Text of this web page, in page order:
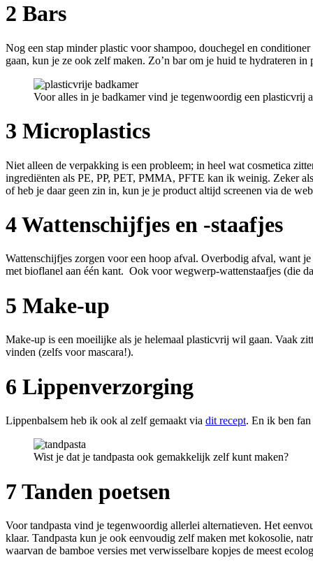
2 Bars
Nog een stap minder plastic voor shampoo, douchegel en
gaan, kun je ze ook zelf maken. Zo’n bar om je huid te hydrateren
Voor alles in je badkamer vind je tegenwoordig een plasticvrij
3 Microplastics
Niet alleen de verpakking is een probleem; in heel wat cosmetica
ingrediënten als PE, PP, PET, PMMA, PFTE kan ik weinig. Zeker
of heb je daar geen zin in, kun je je product altijd screenen via de
4 Wattenschijfjes en -staafjes
Wattenschijfjes zorgen voor een hoop afval. Overbodig afval, want
met bioflanel aan één kant. Ook voor wegwerp-wattenstaafjes (die
5 Make-up
Make-up is een moeilijke als je helemaal plasticvrij wil gaan. Vaak
vinden (zelfs voor mascara!).
6 Lippenverzorging
Lippenbalsem heb ik ook al zelf gemaakt via dit recept. En ik ben
Wist je dat je tandpasta ook gemakkelijk zelf kunt maken?
7 Tanden poetsen
Voor tandpasta vind je tegenwoordig allerlei alternatieven. Het
klaar. Tandpasta kun je ook eenvoudig zelf maken met kokosolie,
waarvan de bamboe versies met verwisselbare kopjes de meest